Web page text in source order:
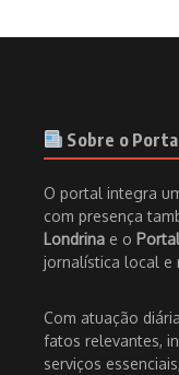
Sobre o
O portal integra
com presença
Londrina e o
jornalística local e
Com atuação
fatos relevantes,
serviços